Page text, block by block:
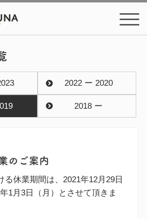
2022 ー 2020
2018 ー
のご案内
る休業期間は、2021年12月29日
年1月3日（月）とさせて頂きま